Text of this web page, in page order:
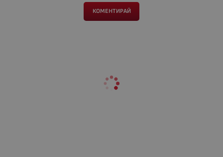
КОМЕНТИРАЙ